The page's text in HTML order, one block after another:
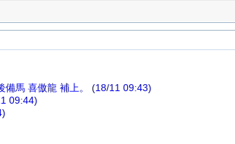
馬 喜傲龍 補上。 (18/11 09:43)
09:44)